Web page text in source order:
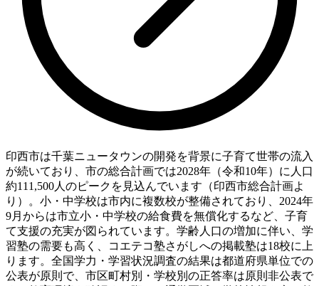
印西市は千葉ニュータウンの開発を背景に子育て世帯の流入
が続いており、市の総合計画では2028年（令和10年）に人口
約111,500人のピークを見込んでいます（印西市総合計画よ
り）。小・中学校は市内に複数校が整備されており、2024年
9月からは市立小・中学校の給食費を無償化するなど、子育
て支援の充実が図られています。学齢人口の増加に伴い、学
習塾の需要も高く、コエテコ塾さがしへの掲載塾は18校に上
ります。全国学力・学習状況調査の結果は都道府県単位での
公表が原則で、市区町村別・学校別の正答率は原則非公表で